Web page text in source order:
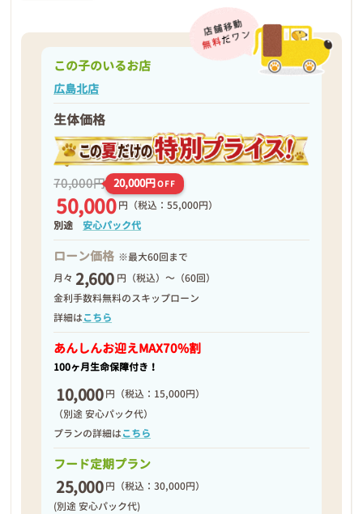
この子のいるお店
広島北店
生体価格
70,000円 20,000円OFF
50,000 円 （税込：55,000円）
別途安心パック代
ローン価格 ※最大60回まで
月々 2,600 円（税込）～（60回）
金利手数料無料のスキップローン
詳細はこちら
あんしんお迎えMAX70%割
100ヶ月生命保障付き！
10,000 円 （税込：15,000円）
（別途 安心パック代）
プランの詳細はこちら
フード定期プラン
25,000 円 （税込：30,000円）
(別途 安心パック代)